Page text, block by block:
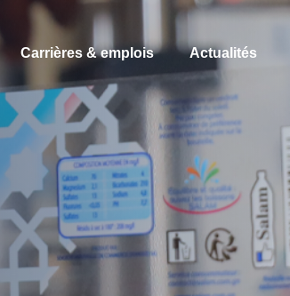
Carrières & emplois Actualités